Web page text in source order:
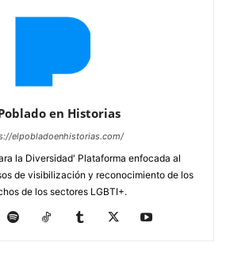
en Historias
elpobladoenhistorias.com/
la Diversidad' Plataforma enfocada al
de visibilización y reconocimiento de los
de los sectores LGBTI+.